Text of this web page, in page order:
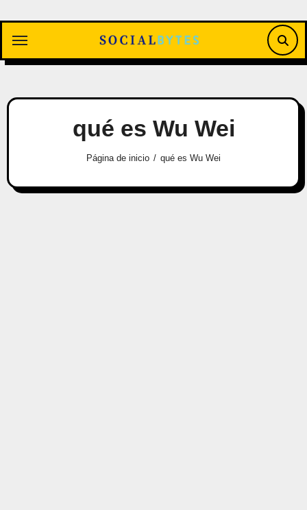
contenido
qué es Wu Wei
Página de inicio qué es Wu Wei